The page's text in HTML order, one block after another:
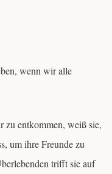
wenn wir alle
zu entkommen, weiß sie,
um ihre Freunde zu
trifft sie auf